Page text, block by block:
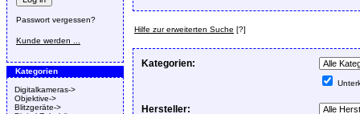
Passwort vergessen?
Kunde werden ...
Kategorien
Digitalkameras->
Objektive->
Blitzgeräte->
Hilfe zur erweiterten Suche [?]
Kategorien:
Hersteller: